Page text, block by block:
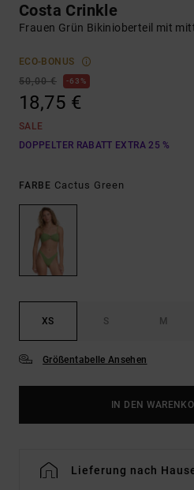
Costa Crinkle
Frauen Grün Bikinioberteil mit
ECO-BONUS
50,00 €
63%
18,75 €
SALE
DOPPELTER RABATT EXTRA 25 %
FARBE Cactus Green
XS S M
Größentabelle Ansehen
IN DEN
Lieferung nach